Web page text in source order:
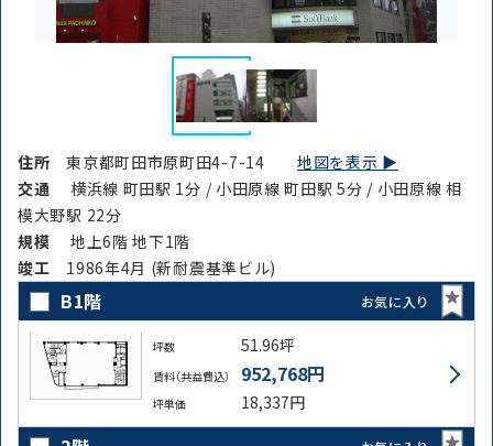
住所東京都町田市原町田4-7-14地図を表示 ▶︎
交通
横浜線 町田駅 1分 / 小田原線 町田駅 5分 / 小田原線 相
模大野駅 22分
規模
地上6階 地下1階
竣⼯ 1986年4月 (新耐震基準ビル)
B1階 お気に入り
坪数 51.96坪
賃料（共益費込） 952,768円
坪単価 18,337円